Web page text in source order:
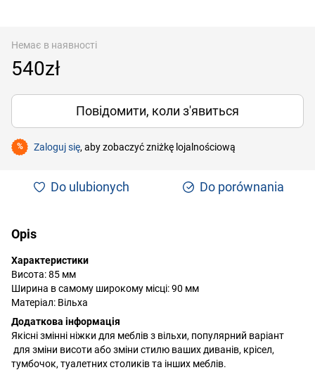
Немає в наявності
540zł
Повідомити, коли з'явиться
% Zaloguj się, aby zobaczyć zniżkę lojalnościową
Do ulubionych Do porównania
Opis
Характеристики
Висота: 85 мм
Ширина в самому широкому місці: 90 мм
Матеріал: Вільха
Додаткова інформація
Якісні змінні ніжки для меблів з вільхи, популярний варіант
для зміни висоти або зміни стилю ваших диванів, крісел,
тумбочок, туалетних столиків та інших меблів.